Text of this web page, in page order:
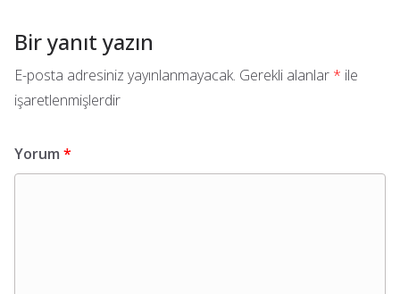
Bir yanıt yazın
E-posta adresiniz yayınlanmayacak. Gerekli alanlar * ile
işaretlenmişlerdir
Yorum *